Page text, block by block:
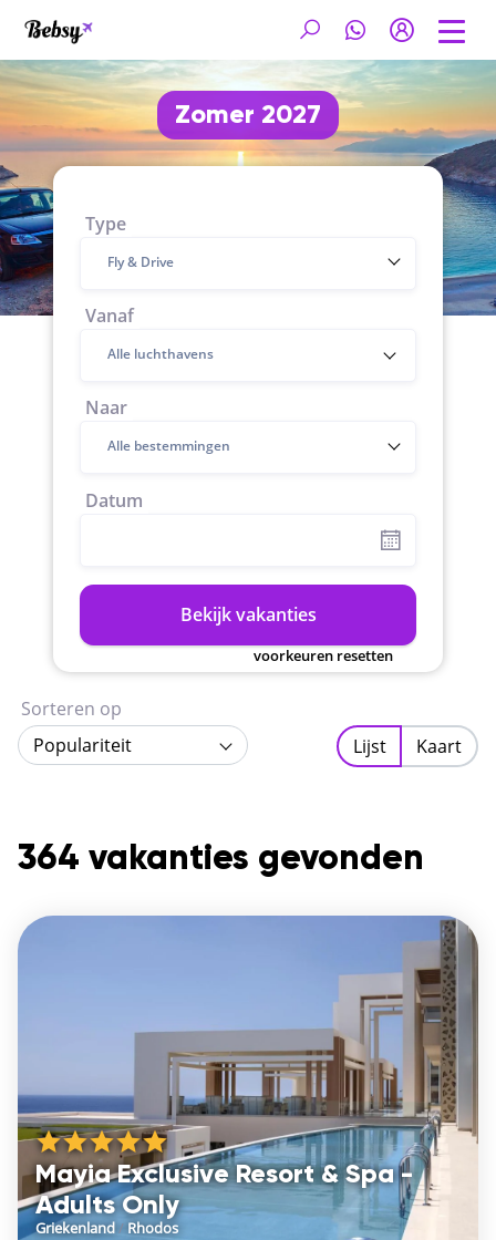
Zomer 2027
Type
Fly & Drive
Vanaf
Naar
Alle bestemmingen
Datum
Bekijk vakanties
voorkeuren resetten
364 vakanties gevonden
Mayia Exclusive Resort & Spa -
Adults Only
Griekenland/Rhodos
Sorteren op
Populariteit
Lijst Kaart